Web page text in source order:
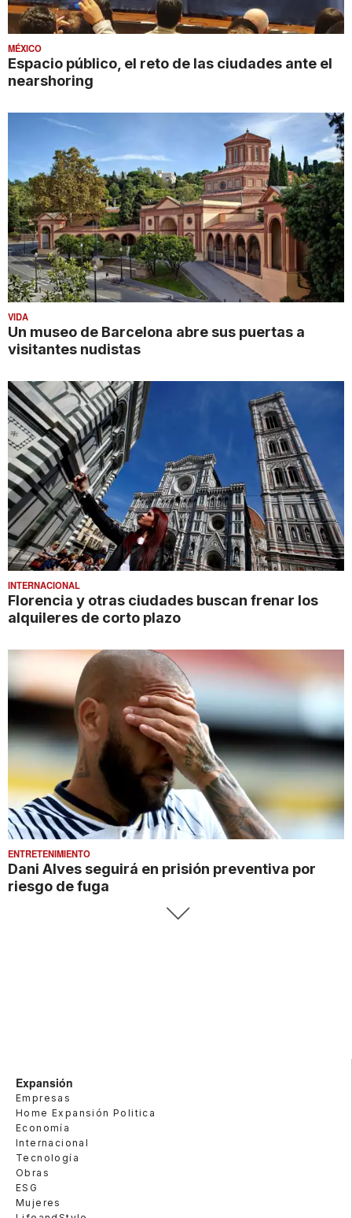
MÉXICO
Espacio público, el reto de las ciudades ante el
nearshoring
VIDA
Un museo de Barcelona abre sus puertas a
visitantes nudistas
INTERNACIONAL
Florencia y otras ciudades buscan frenar los
alquileres de corto plazo
ENTRETENIMIENTO
Dani Alves seguirá en prisión preventiva por
riesgo de fuga
Expansión
Empresas
Home Expansión Politica
Economía
Internacional
Tecnología
Obras
ESG
Mujeres